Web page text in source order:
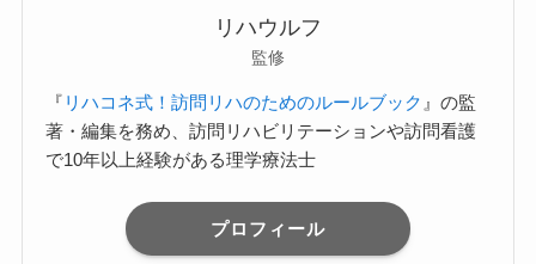
リハウルフ
監修
『 リハコネ式！訪問リハのためのルールブック 』の監
著・編集を務め、訪問リハビリテーションや訪問看護
で10年以上経験がある理学療法士
プロフィール